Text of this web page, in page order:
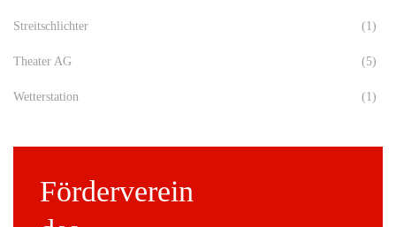
Streitschlichter (1)
Theater AG (5)
Wetterstation (1)
Förderverein